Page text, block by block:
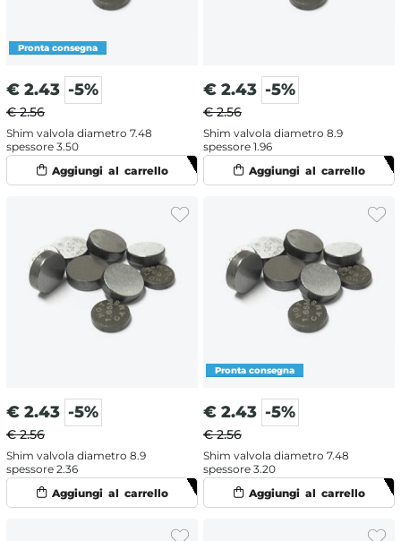
€ 2.43 -5%
€ 2.56
Shim valvola diametro 7.48
spessore 3.50
€ 2.43 -5%
€ 2.56
Shim valvola diametro 8.9
spessore 1.96
€ 2.43 -5%
€ 2.56
Shim valvola diametro 8.9
spessore 2.36
€ 2.43 -5%
€ 2.56
Shim valvola diametro 7.48
spessore 3.20